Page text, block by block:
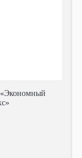
«Экономный